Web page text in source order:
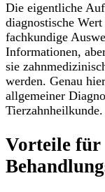
Die eigentliche
diagnostische
fachkundige
Informationen,
sie
werden. Genau
allgemeiner
Tierzahnheilkunde.
Vorteile für